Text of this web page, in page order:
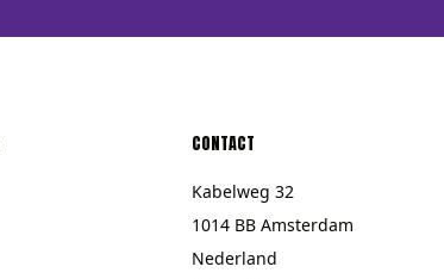
CONTACT
Kabelweg 32
1014 BB Amsterdam
Nederland